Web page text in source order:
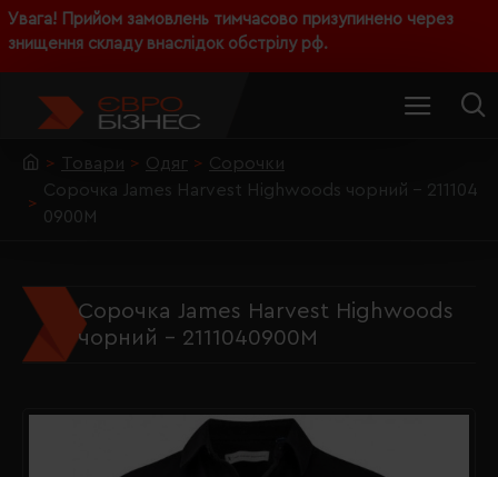
Увага! Прийом замовлень тимчасово призупинено через
знищення складу внаслідок обстрілу рф.
Товари Одяг
Сорочки
Сорочка James Harvest Highwoods чорний - 211104
0900M
Сорочка James Harvest Highwoods
чорний - 2111040900M